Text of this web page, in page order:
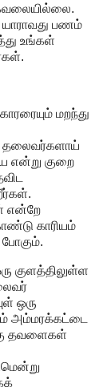
கவலையில்லை.
யாராவது பணம்
உங்கள்
மறந்து
தலைவர்களாய்
என்று குறை
என்றே
காரியம்
போகும்.
குளத்திலுள்ள
ஒரு
அம்மரக்கட்டை
தவளைகள்